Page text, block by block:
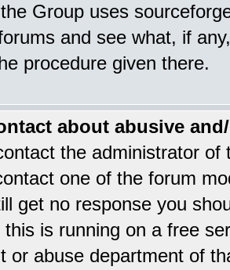
Group uses
and see what, if
procedure given there.
about abusive
the administrator
one of the forum
get no response you
this is running on a free
or abuse department of